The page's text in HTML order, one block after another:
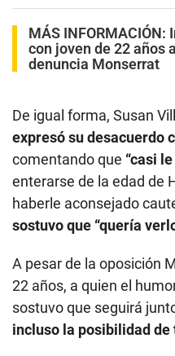
MÁS INFORMACIÓN:
con joven de 22 años
denuncia Monserrat
De igual forma, Susan
expresó su desacuerdo
comentando que “casi
enterarse de la edad de
haberle aconsejado
sostuvo que “quería
A pesar de la oposición
22 años, a quien el
sostuvo que seguirá
incluso la posibilidad de